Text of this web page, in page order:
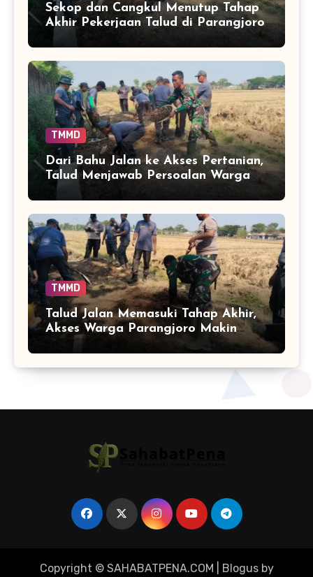
Sekop dan Cangkul Menutup Tahap
Akhir Pekerjaan Talud di Parangjoro
TMMD
Dari Bahu Jalan ke Akses Pertanian,
Talud Menjawab Persoalan Warga
TMMD
Talud Jalan Memasuki Tahap Akhir,
Akses Warga Parangjoro Makin
Terjaga
Copyright © SAHABATPENA.COM Blogusby